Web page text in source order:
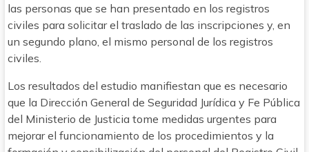
las personas que se han presentado en los registros
civiles para solicitar el traslado de las inscripciones y, en
un segundo plano, el mismo personal de los registros
civiles.
Los resultados del estudio manifiestan que es necesario
que la Dirección General de Seguridad Jurídica y Fe Pública
del Ministerio de Justicia tome medidas urgentes para
mejorar el funcionamiento de los procedimientos y la